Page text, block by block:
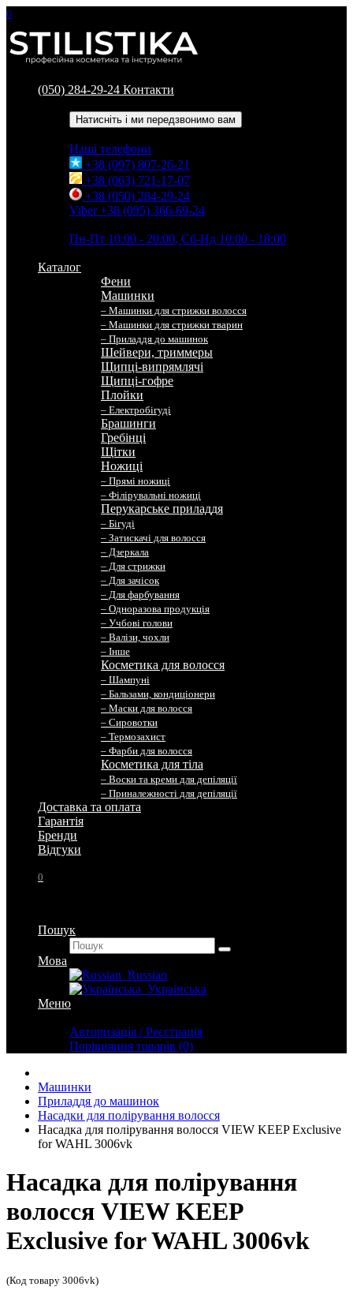
0
(050) 284-29-24 Контакти
Натисніть і ми передзвонимо вам
Наші телефони
+38 (097) 807-26-21
+38 (063) 721-17-07
+38 (050) 284-29-24
Viber +38 (095) 366-69-24
Пн-Пт 10:00 - 20:00, Сб-Нд 10:00 - 18:00
Каталог
Фени
Машинки
– Машинки для стрижки волосся
– Машинки для стрижки тварин
– Приладдя до машинок
Шейвери, триммеры
Щипці-випрямлячі
Щипці-гофре
Плойки
– Електробігуді
Брашинги
Гребінці
Щітки
Ножиці
– Прямі ножиці
– Філірувальні ножиці
Перукарське приладдя
– Бігуді
– Затискачі для волосся
– Дзеркала
– Для стрижки
– Для зачісок
– Для фарбування
– Одноразова продукція
– Учбові голови
– Валізи, чохли
– Інше
Косметика для волосся
– Шампуні
– Бальзами, кондиціонери
– Маски для волосся
– Сировотки
– Термозахист
– Фарби для волосся
Косметика для тіла
– Воски та креми для депіляції
– Приналежності для депіляції
Доставка та оплата
Гарантія
Бренди
Вiдгуки
0
Пошук
Мова
Russian
Українська
Меню
Авторизація / Реєстрація
Порівняння товарів (0)
Машинки
Приладдя до машинок
Насадки для полірування волосся
Насадка для полірування волосся VIEW KEEP Exclusive
for WAHL 3006vk
Насадка для полірування
волосся VIEW KEEP
Exclusive for WAHL 3006vk
(Код товару 3006vk)